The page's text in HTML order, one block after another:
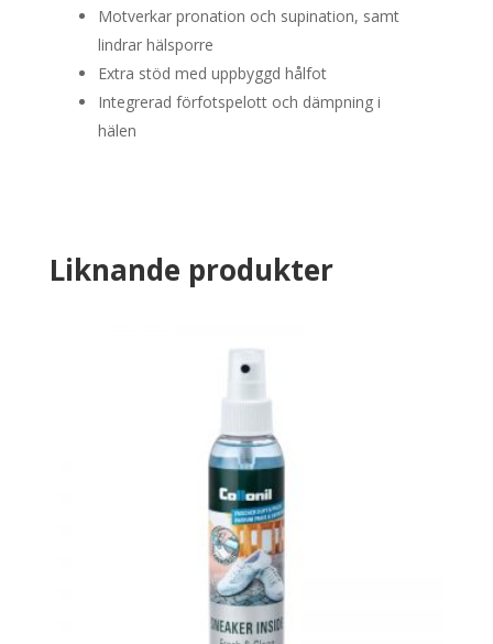
Motverkar pronation och supination, samt
lindrar hälsporre
Extra stöd med uppbyggd hålfot
Integrerad förfotspelott och dämpning i
hälen
Liknande produkter